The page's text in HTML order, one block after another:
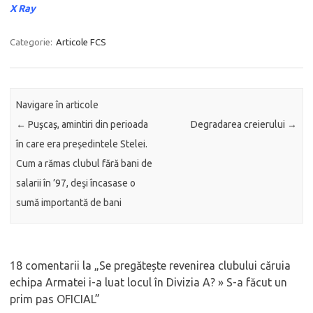
X Ray
Categorie: Articole FCS
Navigare în articole
← Puşcaş, amintiri din perioada
în care era preşedintele Stelei.
Cum a rămas clubul fără bani de
salarii în ’97, deşi încasase o
sumă importantă de bani
Degradarea creierului →
18 comentarii la „Se pregătește revenirea clubului căruia
echipa Armatei i-a luat locul în Divizia A? » S-a făcut un
prim pas OFICIAL”